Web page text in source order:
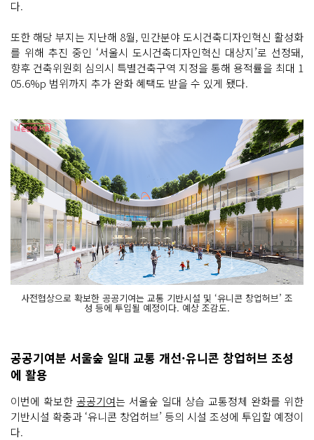
다.
또한 해당 부지는 지난해 8월, 민간분야 도시건축디자인혁신 활성화
를 위해 추진 중인 ‘서울시 도시건축디자인혁신 대상지’로 선정돼,
향후 건축위원회 심의시 특별건축구역 지정을 통해 용적률을 최대 1
05.6%p 범위까지 추가 완화 혜택도 받을 수 있게 됐다.
사전협상으로 확보한 공공기여는 교통 기반시설 및 ‘유니콘 창업허브’ 조
성 등에 투입될 예정이다. 예상 조감도.
공공기여분 서울숲 일대 교통 개선·유니콘 창업허브 조성
에 활용
이번에 확보한 공공기여는 서울숲 일대 상습 교통정체 완화를 위한
기반시설 확충과 ‘유니콘 창업허브’ 등의 시설 조성에 투입할 예정이
다.